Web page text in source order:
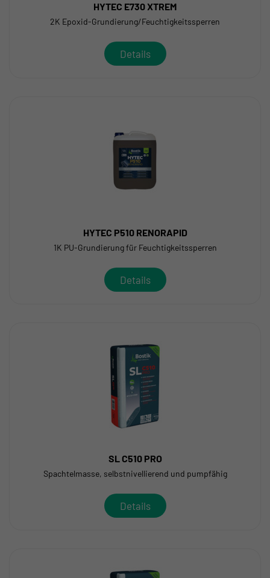
HYTEC E730 XTREM
2K Epoxid-Grundierung/Feuchtigkeitssperren
Details
HYTEC P510 RENORAPID
1K PU-Grundierung für Feuchtigkeitssperren
Details
SL C510 PRO
Spachtelmasse, selbstnivellierend und pumpfähig
Details